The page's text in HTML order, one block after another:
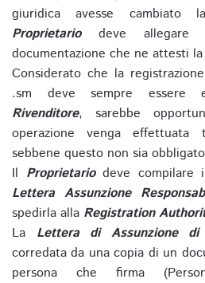
giuridica avesse cambiato
Proprietariodeve allegare
documentazione che ne attesti
Considerato che la
.sm deve sempre essere
Rivenditore, sarebbe
operazione venga
sebbene questo non sia
Il Proprietariodeve compilare
Lettera Assunzione
spedirla alla Registration
La Lettera di Assunzione di
corredata da una copia di un
persona che firma